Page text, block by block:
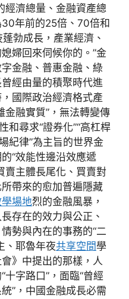
經濟總量、金融資產總
年前的25倍、70倍和
勃成長，產業經濟、
婦回來伺候你的。”金
金融、普惠金融、綠
經由量的積聚時代進
國際政治經濟格式產
金融實質”，無法轉變傳
和尋求“證券化”“高杠桿
紀律”為主旨的世界金
“效能性邊沿效應遞
賣主體長尾化、買賣對
帶來的愈加普遍隱藏
場地烈的金融風暴，
存在的效力與公正、
勢與內在的事務的“二
、耶魯年夜共享空間學
》中提出的那樣，人
字路口”，面臨“曾經
”，中國金融成長必需